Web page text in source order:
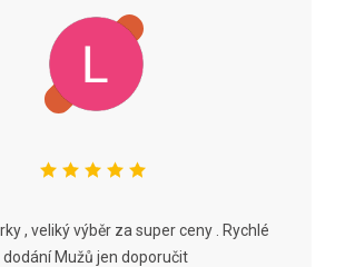
, veliký výběr za super ceny . Rychlé
dodání Mužů jen doporučit